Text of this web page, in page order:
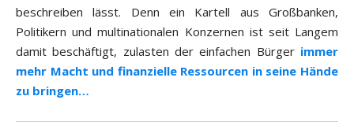
beschreiben lässt. Denn ein Kartell aus Großbanken,
Politikern und multinationalen Konzernen ist seit Langem
damit beschäftigt, zulasten der einfachen Bürger immer
mehr Macht und finanzielle Ressourcen in seine Hände
zu bringen…